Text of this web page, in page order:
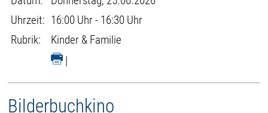
Uhrzeit: 16:00 Uhr - 16:30 Uhr
Rubrik:
Kinder & Familie
|
Bilderbuchkino